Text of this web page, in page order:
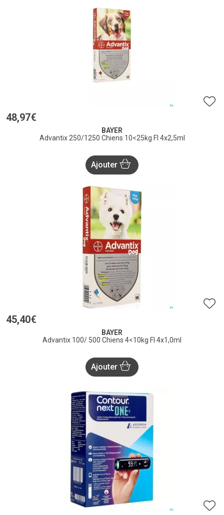
48,97€
BAYER
Advantix 250/1250 Chiens 10<25kg Fl 4x2,5ml
Ajouter
45,40€
BAYER
Advantix 100/ 500 Chiens 4<10kg Fl 4x1,0ml
Ajouter